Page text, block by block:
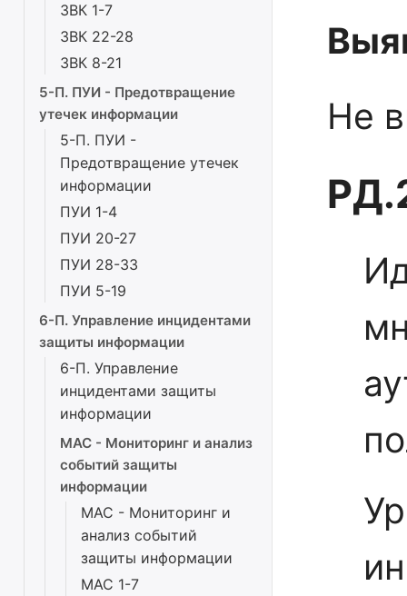
ЗВК 1-7
ЗВК 22-28
ЗВК 8-21
5-П. ПУИ - Предотвращение
утечек информации
5-П. ПУИ -
Предотвращение утечек
информации
ПУИ 1-4
ПУИ 20-27
ПУИ 28-33
ПУИ 5-19
6-П. Управление инцидентами
защиты информации
6-П. Управление
инцидентами защиты
информации
МАС - Мониторинг и анализ
событий защиты
информации
МАС - Мониторинг и
анализ событий
защиты информации
МАС 1-7
Не